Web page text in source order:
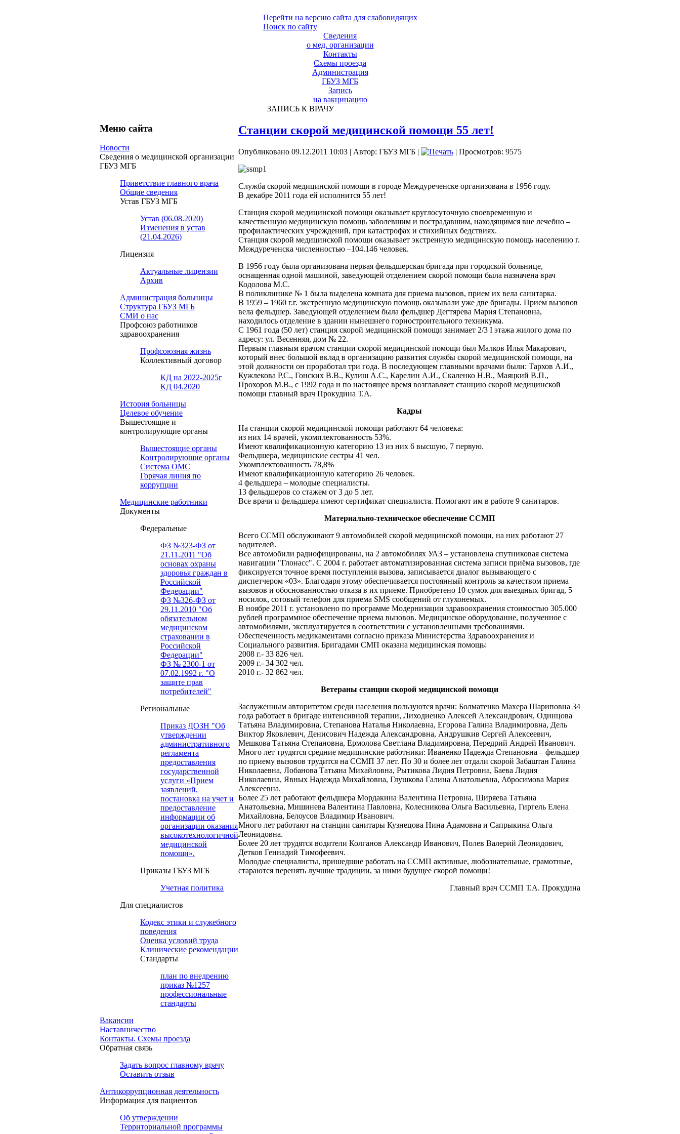
Перейти на версию сайта для слабовидящих
Поиск по сайту
Сведения
о мед. организации
Контакты
Схемы проезда
Администрация
ГБУЗ МГБ
Запись
на вакцинацию
ЗАПИСЬ К ВРАЧУ
Меню сайта
Новости
Сведения о медицинской организации
ГБУЗ МГБ
Приветствие главного врача
Общие сведения
Устав ГБУЗ МГБ
Устав (06.08.2020)
Изменения в устав
(21.04.2026)
Лицензия
Актуальные лицензии
Архив
Администрация больницы
Структура ГБУЗ МГБ
СМИ о нас
Профсоюз работников
здравоохранения
Профсоюзная жизнь
Коллективный договор
КД на 2022-2025г
КД 04.2020
История больницы
Целевое обучение
Вышестоящие и
контролирующие органы
Вышестоящие органы
Контролирующие органы
Система ОМС
Горячая линия по
коррупции
Медицинские работники
Документы
Федеральные
ФЗ №323-ФЗ от
21.11.2011 "Об
основах охраны
здоровья граждан в
Российской
Федерации"
ФЗ №326-ФЗ от
29.11.2010 "Об
обязательном
медицинском
страховании в
Российской
Федерации"
ФЗ № 2300-1 от
07.02.1992 г. "О
защите прав
потребителей"
Региональные
Приказ ДОЗН "Об
утверждении
административного
регламента
предоставления
государственной
услуги «Прием
заявлений,
постановка на учет и
предоставление
информации об
организации оказания
высокотехнологичной
медицинской
помощи».
Приказы ГБУЗ МГБ
Учетная политика
Для специалистов
Кодекс этики и служебного
поведения
Оценка условий труда
Клинические рекомендации
Cтандарты
план по внедрению
приказ №1257
профессиональные
стандарты
Вакансии
Наставничество
Контакты. Схемы проезда
Обратная связь
Задать вопрос главному врачу
Оставить отзыв
Антикоррупционная деятельность
Информация для пациентов
Об утверждении
Территориальной программы
Станции скорой медицинской помощи 55 лет!
Опубликовано 09.12.2011 10:03 | Автор: ГБУЗ МГБ | | Просмотров: 9575
Служба скорой медицинской помощи в городе Междуреченске организована в 1956 году.
В декабре 2011 года ей исполнится 55 лет!
Станция скорой медицинской помощи оказывает круглосуточную своевременную и
качественную медицинскую помощь заболевшим и пострадавшим, находящимся вне лечебно –
профилактических учреждений, при катастрофах и стихийных бедствиях.
Станция скорой медицинской помощи оказывает экстренную медицинскую помощь населению г.
Междуреченска численностью –104.146 человек.
В 1956 году была организована первая фельдшерская бригада при городской больнице,
оснащенная одной машиной, заведующей отделением скорой помощи была назначена врач
Кодолова М.С.
В поликлинике № 1 была выделена комната для приема вызовов, прием их вела санитарка.
В 1959 – 1960 г.г. экстренную медицинскую помощь оказывали уже две бригады. Прием вызовов
вела фельдшер. Заведующей отделением была фельдшер Дегтярева Мария Степановна,
находилось отделение в здании нынешнего горностроительного техникума.
С 1961 года (50 лет) станция скорой медицинской помощи занимает 2/3 I этажа жилого дома по
адресу: ул. Весенняя, дом № 22.
Первым главным врачом станции скорой медицинской помощи был Малков Илья Макарович,
который внес большой вклад в организацию развития службы скорой медицинской помощи, на
этой должности он проработал три года. В последующем главными врачами были: Тархов А.И.,
Кужлекова Р.С., Гонских В.В., Кулиш А.С., Карелин А.И., Скаленко Н.В., Маяцкий В.П.,
Прохоров М.В., с 1992 года и по настоящее время возглавляет станцию скорой медицинской
помощи главный врач Прокудина Т.А.
Кадры
На станции скорой медицинской помощи работают 64 человека:
из них 14 врачей, укомплектованность 53%.
Имеют квалификационную категорию 13 из них 6 высшую, 7 первую.
Фельдшера, медицинские сестры 41 чел.
Укомплектованность 78,8%
Имеют квалификационную категорию 26 человек.
4 фельдшера – молодые специалисты.
13 фельдшеров со стажем от 3 до 5 лет.
Все врачи и фельдшера имеют сертификат специалиста. Помогают им в работе 9 санитаров.
Материально-техническое обеспечение ССМП
Всего ССМП обслуживают 9 автомобилей скорой медицинской помощи, на них работают 27
водителей.
Все автомобили радиофицированы, на 2 автомобилях УАЗ – установлена спутниковая система
навигации "Глонасс". С 2004 г. работает автоматизированная система записи приёма вызовов, где
фиксируется точное время поступления вызова, записывается диалог вызывающего с
диспетчером «03». Благодаря этому обеспечивается постоянный контроль за качеством приема
вызовов и обоснованностью отказа в их приеме. Приобретено 10 сумок для выездных бригад, 5
носилок, сотовый телефон для приема SMS сообщений от глухонемых.
В ноябре 2011 г. установлено по программе Модернизации здравоохранения стоимостью 305.000
рублей программное обеспечение приема вызовов. Медицинское оборудование, полученное с
автомобилями, эксплуатируется в соответствии с установленными требованиями.
Обеспеченность медикаментами согласно приказа Министерства Здравоохранения и
Социального развития. Бригадами СМП оказана медицинская помощь:
2008 г.- 33 826 чел.
2009 г.- 34 302 чел.
2010 г.- 32 862 чел.
Ветераны станции скорой медицинской помощи
Заслуженным авторитетом среди населения пользуются врачи: Болматенко Махера Шариповна 34
года работает в бригаде интенсивной терапии, Лиходиенко Алексей Александрович, Одинцова
Татьяна Владимировна, Степанова Наталья Николаевна, Егорова Галина Владимировна, Дель
Виктор Яковлевич, Денисович Надежда Александровна, Андрушкив Сергей Алексеевич,
Мешкова Татьяна Степановна, Ермолова Светлана Владимировна, Передрий Андрей Иванович.
Много лет трудятся средние медицинские работники: Иваненко Надежда Степановна – фельдшер
по приему вызовов трудится на ССМП 37 лет. По 30 и более лет отдали скорой Забаштан Галина
Николаевна, Лобанова Татьяна Михайловна, Рытикова Лидия Петровна, Баева Лидия
Николаевна, Явных Надежда Михайловна, Глушкова Галина Анатольевна, Абросимова Мария
Алексеевна.
Более 25 лет работают фельдшера Мордакина Валентина Петровна, Ширяева Татьяна
Анатольевна, Мишинева Валентина Павловна, Колесникова Ольга Васильевна, Гиргель Елена
Михайловна, Белоусов Владимир Иванович.
Много лет работают на станции санитары Кузнецова Нина Адамовна и Сапрыкина Ольга
Леонидовна.
Более 20 лет трудятся водители Колганов Александр Иванович, Полев Валерий Леонидович,
Детков Геннадий Тимофеевич.
Молодые специалисты, пришедшие работать на ССМП активные, любознательные, грамотные,
стараются перенять лучшие традиции, за ними будущее скорой помощи!
Главный врач ССМП Т.А. Прокудина